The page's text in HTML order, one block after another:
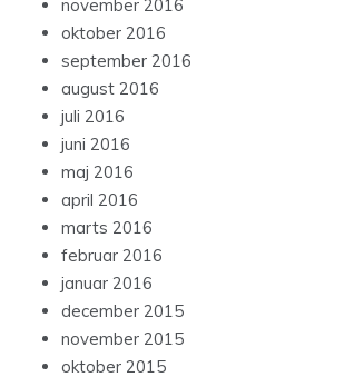
oktober 2016
september 2016
august 2016
juli 2016
juni 2016
maj 2016
april 2016
marts 2016
februar 2016
januar 2016
december 2015
november 2015
oktober 2015